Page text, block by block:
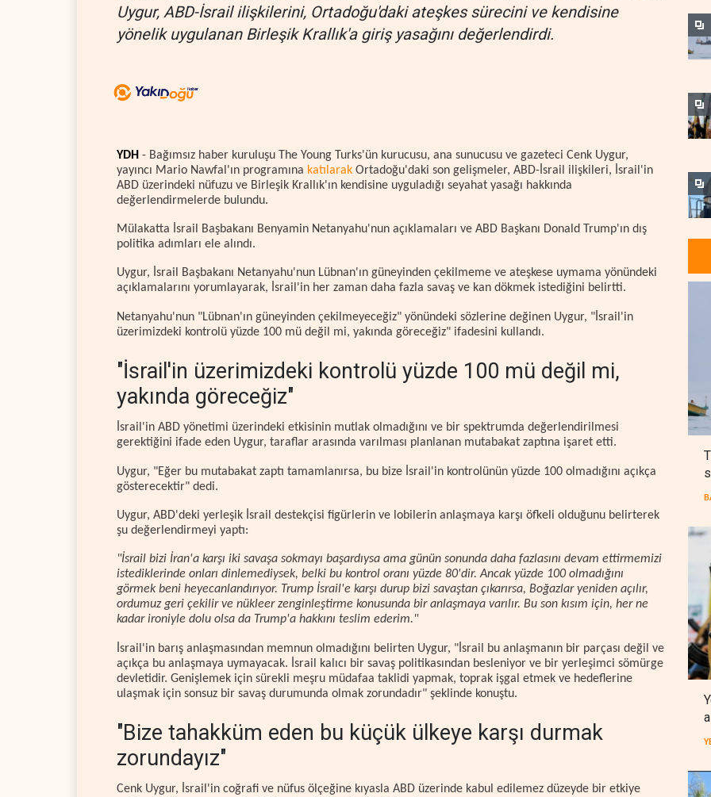
Uygur, ABD-İsrail ilişkilerini, Ortadoğu'daki ateşkes sürecini ve kendisine
yönelik uygulanan Birleşik Krallık'a giriş yasağını değerlendirdi.
YDH - Bağımsız haber kuruluşu The Young Turks'ün kurucusu, ana sunucusu ve gazeteci Cenk Uygur,
yayıncı Mario Nawfal'ın programına katılarak Ortadoğu'daki son gelişmeler, ABD-İsrail ilişkileri, İsrail'in
ABD üzerindeki nüfuzu ve Birleşik Krallık'ın kendisine uyguladığı seyahat yasağı hakkında
değerlendirmelerde bulundu.
Mülakatta İsrail Başbakanı Benyamin Netanyahu'nun açıklamaları ve ABD Başkanı Donald Trump'ın dış
politika adımları ele alındı.
Uygur, İsrail Başbakanı Netanyahu'nun Lübnan'ın güneyinden çekilmeme ve ateşkese uymama yönündeki
açıklamalarını yorumlayarak, İsrail'in her zaman daha fazla savaş ve kan dökmek istediğini belirtti.
Netanyahu'nun "Lübnan'ın güneyinden çekilmeyeceğiz" yönündeki sözlerine değinen Uygur, "İsrail'in
üzerimizdeki kontrolü yüzde 100 mü değil mi, yakında göreceğiz" ifadesini kullandı.
"İsrail'in üzerimizdeki kontrolü yüzde 100 mü değil mi,
yakında göreceğiz"
İsrail'in ABD yönetimi üzerindeki etkisinin mutlak olmadığını ve bir spektrumda değerlendirilmesi
gerektiğini ifade eden Uygur, taraflar arasında varılması planlanan mutabakat zaptına işaret etti.
Uygur, "Eğer bu mutabakat zaptı tamamlanırsa, bu bize İsrail'in kontrolünün yüzde 100 olmadığını açıkça
gösterecektir" dedi.
Uygur, ABD'deki yerleşik İsrail destekçisi figürlerin ve lobilerin anlaşmaya karşı öfkeli olduğunu belirterek
şu değerlendirmeyi yaptı:
"İsrail bizi İran'a karşı iki savaşa sokmayı başardıysa ama günün sonunda daha fazlasını devam ettirmemizi
istediklerinde onları dinlemediysek, belki bu kontrol oranı yüzde 80'dir. Ancak yüzde 100 olmadığını
görmek beni heyecanlandırıyor. Trump İsrail'e karşı durup bizi savaştan çıkarırsa, Boğazlar yeniden açılır,
ordumuz geri çekilir ve nükleer zenginleştirme konusunda bir anlaşmaya varılır. Bu son kısım için, her ne
kadar ironiyle dolu olsa da Trump'a hakkını teslim ederim."
İsrail'in barış anlaşmasından memnun olmadığını belirten Uygur, "İsrail bu anlaşmanın bir parçası değil ve
açıkça bu anlaşmaya uymayacak. İsrail kalıcı bir savaş politikasından besleniyor ve bir yerleşimci sömürge
devletidir. Genişlemek için sürekli meşru müdafaa taklidi yapmak, toprak işgal etmek ve hedeflerine
ulaşmak için sonsuz bir savaş durumunda olmak zorundadır" şeklinde konuştu.
"Bize tahakküm eden bu küçük ülkeye karşı durmak
zorundayız"
Cenk Uygur, İsrail'in coğrafi ve nüfus ölçeğine kıyasla ABD üzerinde kabul edilemez düzeyde bir etkiye